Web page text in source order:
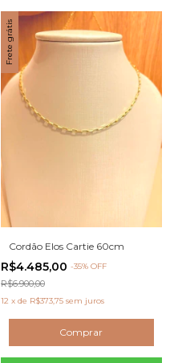
Frete grátis
Cordão Elos Cartie 60cm
R$4.485,00 -35% OFF
R$6.900,00
12 x de R$373,75 sem juros